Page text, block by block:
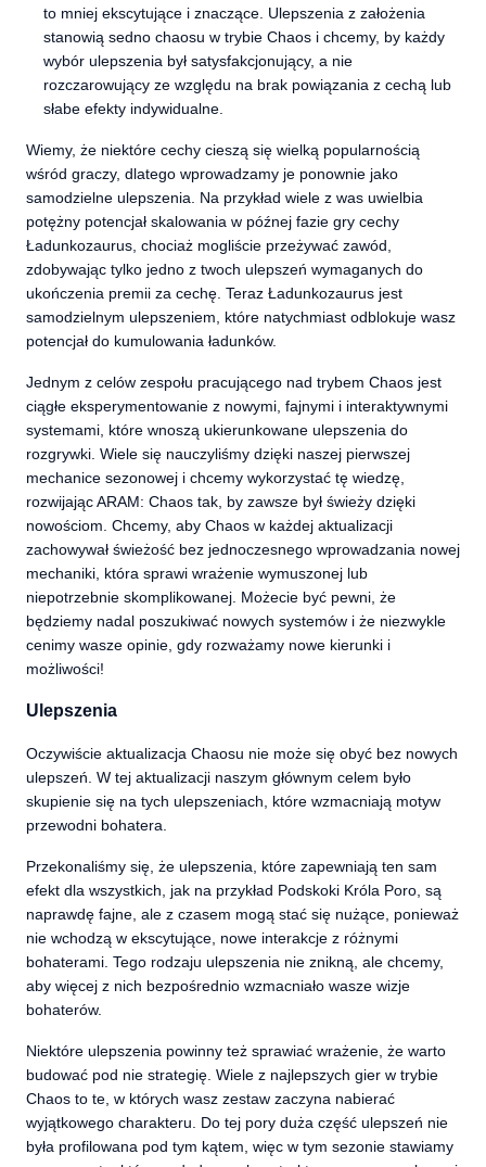
to mniej ekscytujące i znaczące. Ulepszenia z założenia
stanowią sedno chaosu w trybie Chaos i chcemy, by każdy
wybór ulepszenia był satysfakcjonujący, a nie
rozczarowujący ze względu na brak powiązania z cechą lub
słabe efekty indywidualne.
Wiemy, że niektóre cechy cieszą się wielką popularnością
wśród graczy, dlatego wprowadzamy je ponownie jako
samodzielne ulepszenia. Na przykład wiele z was uwielbia
potężny potencjał skalowania w późnej fazie gry cechy
Ładunkozaurus, chociaż mogliście przeżywać zawód,
zdobywając tylko jedno z twoch ulepszeń wymaganych do
ukończenia premii za cechę. Teraz Ładunkozaurus jest
samodzielnym ulepszeniem, które natychmiast odblokuje wasz
potencjał do kumulowania ładunków.
Jednym z celów zespołu pracującego nad trybem Chaos jest
ciągłe eksperymentowanie z nowymi, fajnymi i interaktywnymi
systemami, które wnoszą ukierunkowane ulepszenia do
rozgrywki. Wiele się nauczyliśmy dzięki naszej pierwszej
mechanice sezonowej i chcemy wykorzystać tę wiedzę,
rozwijając ARAM: Chaos tak, by zawsze był świeży dzięki
nowościom. Chcemy, aby Chaos w każdej aktualizacji
zachowywał świeżość bez jednoczesnego wprowadzania nowej
mechaniki, która sprawi wrażenie wymuszonej lub
niepotrzebnie skomplikowanej. Możecie być pewni, że
będziemy nadal poszukiwać nowych systemów i że niezwykle
cenimy wasze opinie, gdy rozważamy nowe kierunki i
możliwości!
Ulepszenia
Oczywiście aktualizacja Chaosu nie może się obyć bez nowych
ulepszeń. W tej aktualizacji naszym głównym celem było
skupienie się na tych ulepszeniach, które wzmacniają motyw
przewodni bohatera.
Przekonaliśmy się, że ulepszenia, które zapewniają ten sam
efekt dla wszystkich, jak na przykład Podskoki Króla Poro, są
naprawdę fajne, ale z czasem mogą stać się nużące, ponieważ
nie wchodzą w ekscytujące, nowe interakcje z różnymi
bohaterami. Tego rodzaju ulepszenia nie znikną, ale chcemy,
aby więcej z nich bezpośrednio wzmacniało wasze wizje
bohaterów.
Niektóre ulepszenia powinny też sprawiać wrażenie, że warto
budować pod nie strategię. Wiele z najlepszych gier w trybie
Chaos to te, w których wasz zestaw zaczyna nabierać
wyjątkowego charakteru. Do tej pory duża część ulepszeń nie
była profilowana pod tym kątem, więc w tym sezonie stawiamy